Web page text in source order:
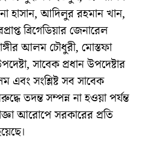
হাসান, আদিলুর রহমান খান,
ব্রিগেডিয়ার জেনারেল
আলম চৌধুরী, মোস্তফা
সাবেক প্রধান উপদেষ্টার
সংশ্লিষ্ট সব সাবেক
তদন্ত সম্পন্ন না হওয়া পর্যন্ত
আরোপে সরকারের প্রতি